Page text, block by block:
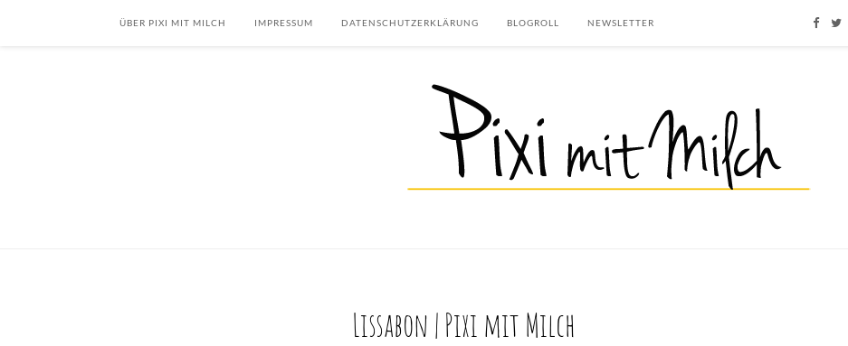
ÜBER PIXI MIT MILCH IMPRESSUM DATENSCHUTZERKLÄRUNG BLOGROLL NEWSLETTER
Lissabon | Pixi mit Milch